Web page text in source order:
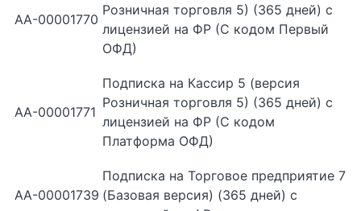
АА-00001770
Розничная торговля 5) (365 дней) с
лицензией на ФР (С кодом Первый
ОФД)
АА-00001771
Подписка на Кассир 5 (версия
Розничная торговля 5) (365 дней) с
лицензией на ФР (С кодом
Платформа ОФД)
АА-00001739
Подписка на Торговое предприятие 7
(Базовая версия) (365 дней) с